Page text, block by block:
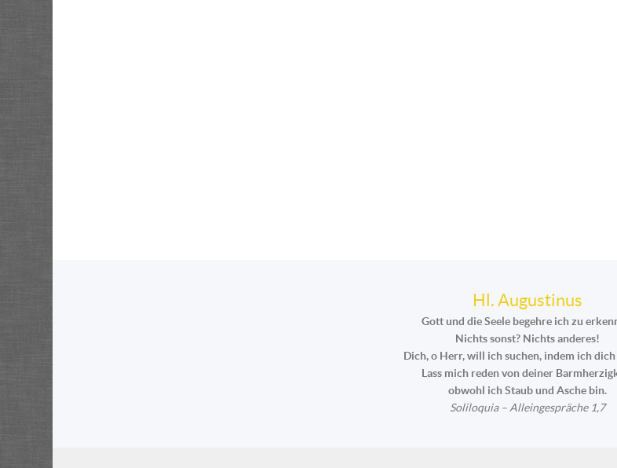
Hl. Augustinus
Gott und die Seele begehre ich zu
Nichts sonst? Nichts anderes!
Dich, o Herr, will ich suchen, indem ich
Lass mich reden von deiner
obwohl ich Staub und Asche bin.
Soliloquia – Alleingespräche 1,7